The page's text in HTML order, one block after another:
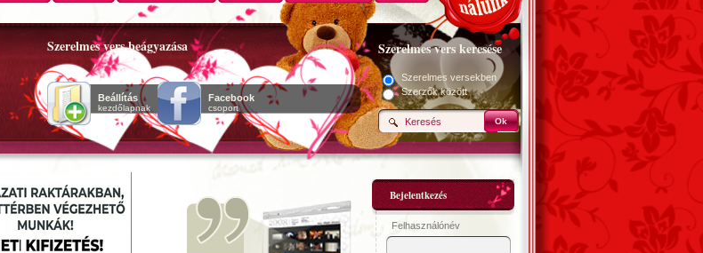
Szerelmes vers beágyazása
Beállítás
kezdőlapnak
Facebook
csoport
Szerelmes vers keresése
Szerelmes versekben
Szerzők között
Ok
Bejelentkezés
Felhasználónév